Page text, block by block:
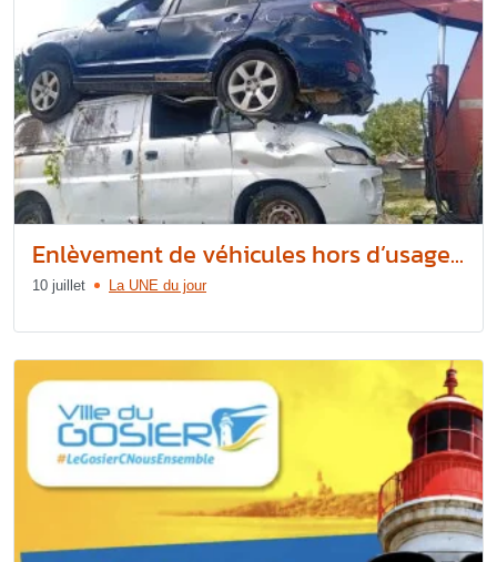
Enlèvement de véhicules hors d’usage...
10 juillet La UNE du jour